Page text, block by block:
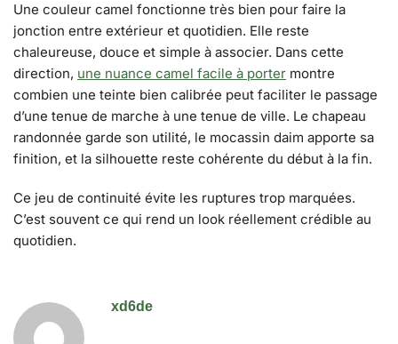
Une couleur camel fonctionne très bien pour faire la
jonction entre extérieur et quotidien. Elle reste
chaleureuse, douce et simple à associer. Dans cette
direction, une nuance camel facile à porter montre
combien une teinte bien calibrée peut faciliter le passage
d’une tenue de marche à une tenue de ville. Le chapeau
randonnée garde son utilité, le mocassin daim apporte sa
finition, et la silhouette reste cohérente du début à la fin.
Ce jeu de continuité évite les ruptures trop marquées.
C’est souvent ce qui rend un look réellement crédible au
quotidien.
xd6de